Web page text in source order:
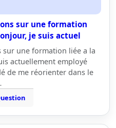
sur une formation
je suis actuel
une formation liée a la
actuellement employé
de me réorienter dans le